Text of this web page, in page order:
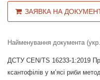
ЗАЯВКА НА
Найменування документа
ДСТУ CEN/TS 16233-1:2019
ксантофілів у м’ясі риби